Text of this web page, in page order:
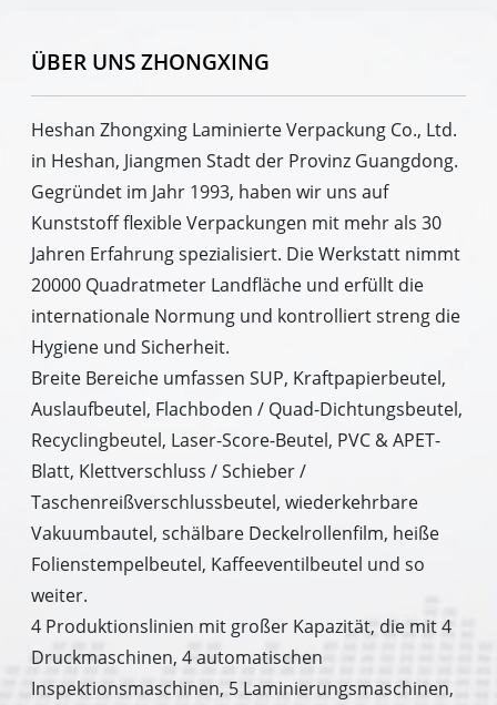
ÜBER UNS ZHONGXING
Heshan Zhongxing Laminierte Verpackung Co., Ltd.
in Heshan, Jiangmen Stadt der Provinz Guangdong.
Gegründet im Jahr 1993, haben wir uns auf
Kunststoff flexible Verpackungen mit mehr als 30
Jahren Erfahrung spezialisiert. Die Werkstatt nimmt
20000 Quadratmeter Landfläche und erfüllt die
internationale Normung und kontrolliert streng die
Hygiene und Sicherheit.
Breite Bereiche umfassen SUP, Kraftpapierbeutel,
Auslaufbeutel, Flachboden / Quad-Dichtungsbeutel,
Recyclingbeutel, Laser-Score-Beutel, PVC & APET-
Blatt, Klettverschluss / Schieber /
Taschenreißverschlussbeutel, wiederkehrbare
Vakuumbautel, schälbare Deckelrollenfilm, heiße
Folienstempelbeutel, Kaffeeventilbeutel und so
weiter.
4 Produktionslinien mit großer Kapazität, die mit 4
Druckmaschinen, 4 automatischen
Inspektionsmaschinen, 5 Laminierungsmaschinen,